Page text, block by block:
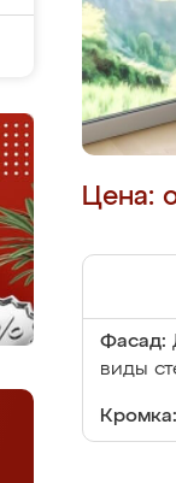
Цена:
Фасад:
виды
Кромка: